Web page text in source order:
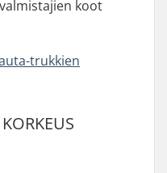
koot
trukkien